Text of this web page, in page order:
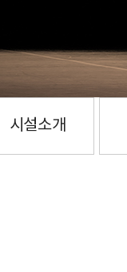
시설소개